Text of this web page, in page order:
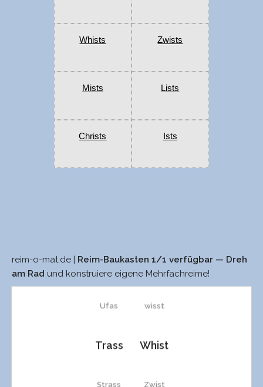
Whists Zwists
Mists Lists
Christs Ists
reim-o-mat.de |
Reim-Baukasten 1/1 verfügbar — Dreh
am Rad und konstruiere eigene Mehrfachreime!
Ufas
Trass
Strass
wisst
Whist
Zwist